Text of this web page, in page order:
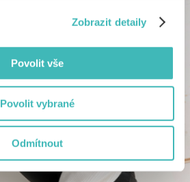
Zobrazit detaily
Povolit vše
Povolit vybrané
Odmítnout